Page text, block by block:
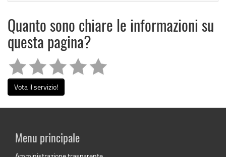
Quanto sono chiare le informazioni su
questa pagina?
Vota il servizio!
Menu principale